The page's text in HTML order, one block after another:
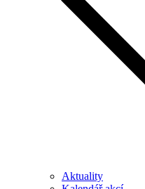
Aktuality